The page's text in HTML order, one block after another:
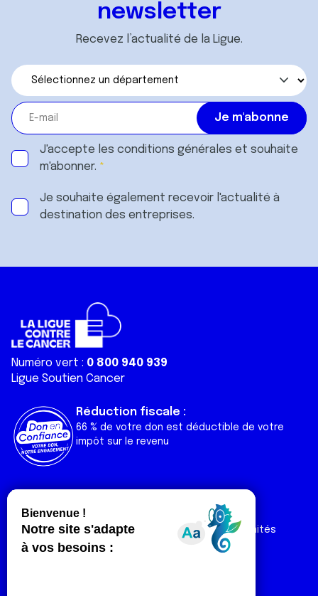
newsletter
Recevez l’actualité de la Ligue.
J'accepte les conditions générales et souhaite
m'abonner.
Je souhaite également recevoir l'actualité à
destination des entreprises.
Numéro vert : 0 800 940 939
Ligue Soutien Cancer
Réduction fiscale :
66 % de votre don est déductible de votre
impôt sur le revenu
Liens utiles
Nos actualités
Nos publications
Contact
Espace Ligue & comités
Espace chercheur